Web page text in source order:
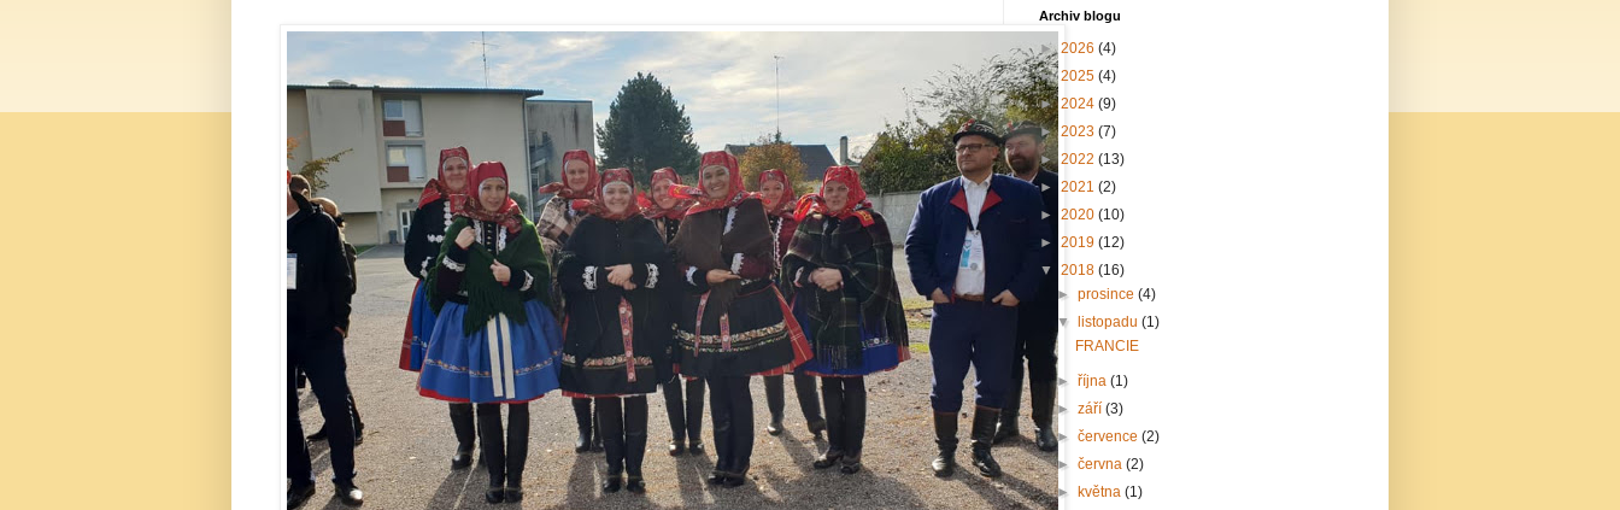
Archiv blogu
►2026 (4)
►2025 (4)
►2024 (9)
►2023 (7)
►2022 (13)
► 2021 (2)
► 2020 (10)
► 2019 (12)
▼ 2018 (16)
►prosince(4)
▼
listopadu(1)
FRANCIE
►října(1)
►září(3)
►července(2)
►června(2)
►
května(1)